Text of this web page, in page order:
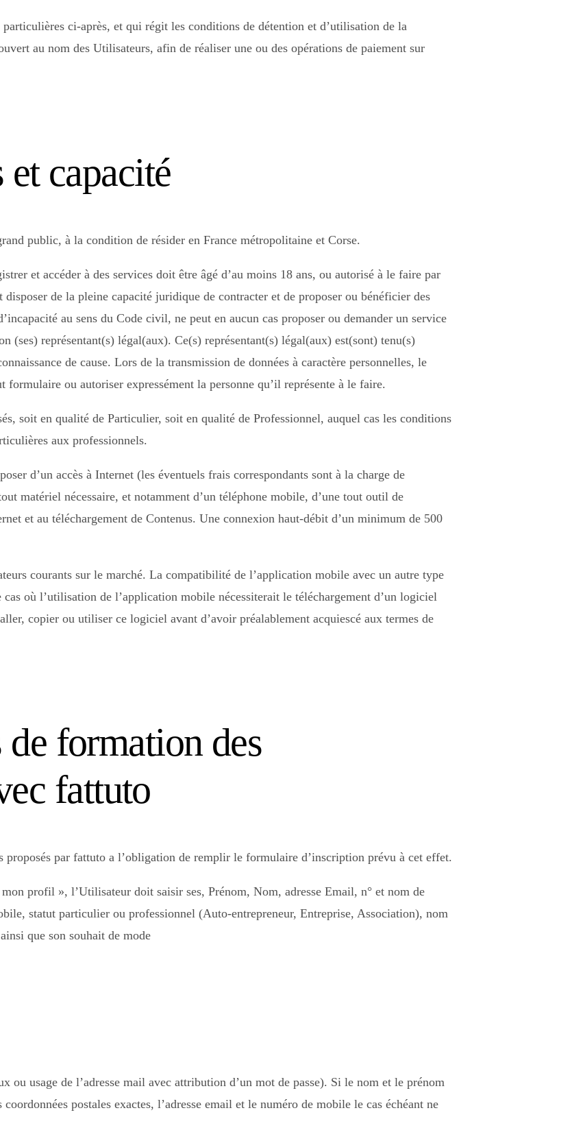
ci-après, et qui régit les conditions de détention et d’utilisation de la
au nom des Utilisateurs, afin de réaliser une ou des opérations de paiement sur
capacité
public, à la condition de résider en France métropolitaine et Corse.
et accéder à des services doit être âgé d’au moins 18 ans, ou autorisé à le faire par
disposer de la pleine capacité juridique de contracter et de proposer ou bénéficier des
au sens du Code civil, ne peut en aucun cas proposer ou demander un service
(ses) représentant(s) légal(aux). Ce(s) représentant(s) légal(aux) est(sont) tenu(s)
de cause. Lors de la transmission de données à caractère personnelles, le
ou autoriser expressément la personne qu’il représente à le faire.
soit en qualité de Particulier, soit en qualité de Professionnel, auquel cas les conditions
aux professionnels.
d’un accès à Internet (les éventuels frais correspondants sont à la charge de
matériel nécessaire, et notamment d’un téléphone mobile, d’une tout outil de
et au téléchargement de Contenus. Une connexion haut-débit d’un minimum de 500
courants sur le marché. La compatibilité de l’application mobile avec un autre type
où l’utilisation de l’application mobile nécessiterait le téléchargement d’un logiciel
copier ou utiliser ce logiciel avant d’avoir préalablement acquiescé aux termes de
formation des
fattuto
proposés par fattuto a l’obligation de remplir le formulaire d’inscription prévu à cet effet.
profil », l’Utilisateur doit saisir ses, Prénom, Nom, adresse Email, n° et nom de
statut particulier ou professionnel (Auto-entrepreneur, Entreprise, Association), nom
que son souhait de mode
ou usage de l’adresse mail avec attribution d’un mot de passe). Si le nom et le prénom
postales exactes, l’adresse email et le numéro de mobile le cas échéant ne